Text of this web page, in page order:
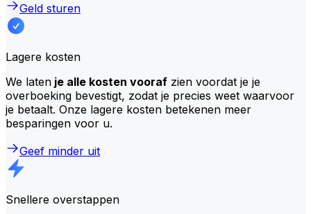
Geld sturen
Lagere kosten
We laten je alle kosten vooraf zien voordat je je
overboeking bevestigt, zodat je precies weet waarvoor
je betaalt. Onze lagere kosten betekenen meer
besparingen voor u.
Geef minder uit
Snellere overstappen